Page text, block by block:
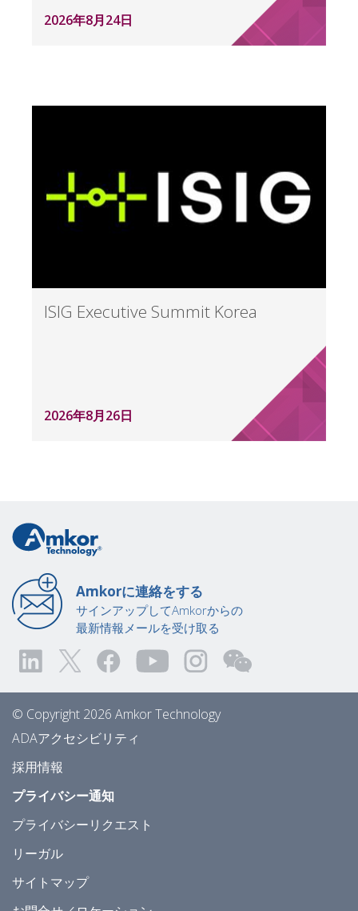
2026年8月24日
ISIG Executive Summit Korea
2026年8月26日
Amkorに連絡をする
サインアップしてAmkorからの
最新情報メールを受け取る
© Copyright 2026 Amkor Technology
ADAアクセシビリティ
採用情報
プライバシー通知
プライバシーリクエスト
リーガル
サイトマップ